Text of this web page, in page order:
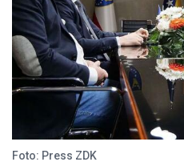
Foto: Press ZDK